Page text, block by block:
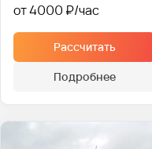
от 4000 ₽
Рассчитать
Подробнее